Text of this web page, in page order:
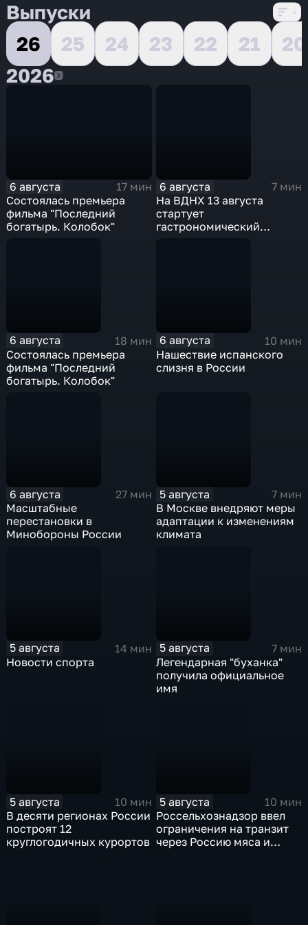
Выпуски
26
25 24 23 22 21
20
20262026
6 августа
17 мин
Состоялась премьера
фильма "Последний
богатырь. Колобок"
6 августа
7 мин
На ВДНХ 13 августа
стартует
гастрономический
6 августа
18 мин
Состоялась премьера
фильма "Последний
богатырь. Колобок"
6 августа
10 мин
Нашествие испанского
слизня в России
6 августа
27 мин
Масштабные
перестановки в
Минобороны России
5 августа
7 мин
В Москве внедряют меры
адаптации к изменениям
климата
5 августа
14 мин
Новости спорта
5 августа
7 мин
Легендарная "буханка"
получила официальное
имя
5 августа
10 мин
В десяти регионах России
построят 12
круглогодичных курортов
5 августа
10 мин
Россельхознадзор ввел
ограничения на транзит
через Россию мяса и